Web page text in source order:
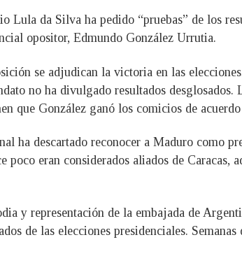
Lula da Silva ha pedido “pruebas” de los
opositor, Edmundo González Urrutia.
se adjudican la victoria en las
no ha divulgado resultados
que González ganó los comicios de
ha descartado reconocer a Maduro como
poco eran considerados aliados de
y representación de la embajada de
de las elecciones presidenciales.